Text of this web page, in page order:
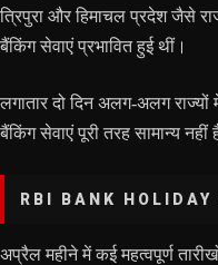
त्रिपुरा और हिमाचल प्रदेश जैसे
बैंकिंग सेवाएं प्रभावित हुई थीं।
लगातार दो दिन अलग-अलग
बैंकिंग सेवाएं पूरी तरह सामान्य
RBI BANK
अप्रैल महीने में कई महत्वपूर्ण